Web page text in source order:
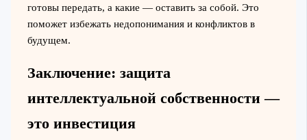
готовы передать, а какие — оставить за собой. Это
поможет избежать недопонимания и конфликтов в
будущем.
Заключение: защита
интеллектуальной собственности —
это инвестиция